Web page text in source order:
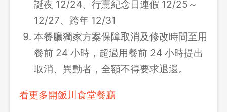
誕夜 12/24、行憲紀念日連假 12/25～
12/27、跨年 12/31
本餐廳獨家方案保障取消及修改時間至用
餐前 24 小時，超過用餐前 24 小時提出
取消、異動者，全額不得要求退還。
看更多開飯川食堂餐廳